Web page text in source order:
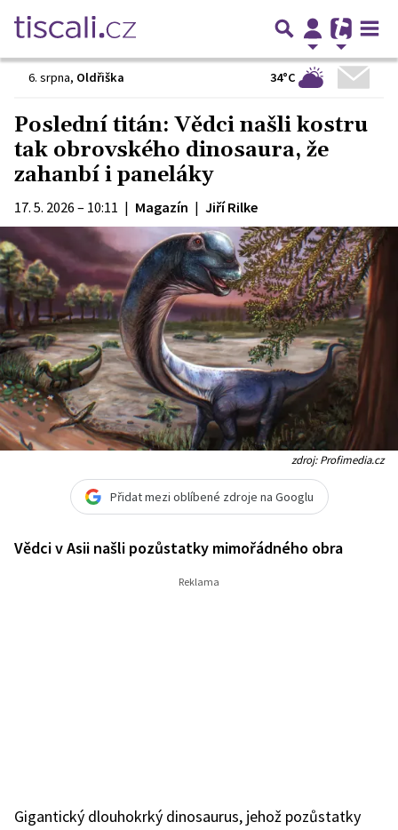
6. srpna, Oldřiška 34°C
Poslední titán: Vědci našli kostru
tak obrovského dinosaura, že
zahanbí i paneláky
17. 5. 2026 – 10:11 | Magazín | Jiří Rilke
zdroj: Profimedia.cz
Přidat mezi oblíbené zdroje na Googlu
Vědci v Asii našli pozůstatky mimořádného obra
Gigantický dlouhokrký dinosaurus, jehož pozůstatky